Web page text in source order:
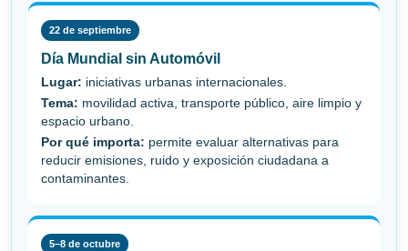
22 de septiembre
Día Mundial sin Automóvil
Lugar: iniciativas urbanas internacionales.
Tema: movilidad activa, transporte público, aire limpio y
espacio urbano.
Por qué importa: permite evaluar alternativas para
reducir emisiones, ruido y exposición ciudadana a
contaminantes.
5–8 de octubre